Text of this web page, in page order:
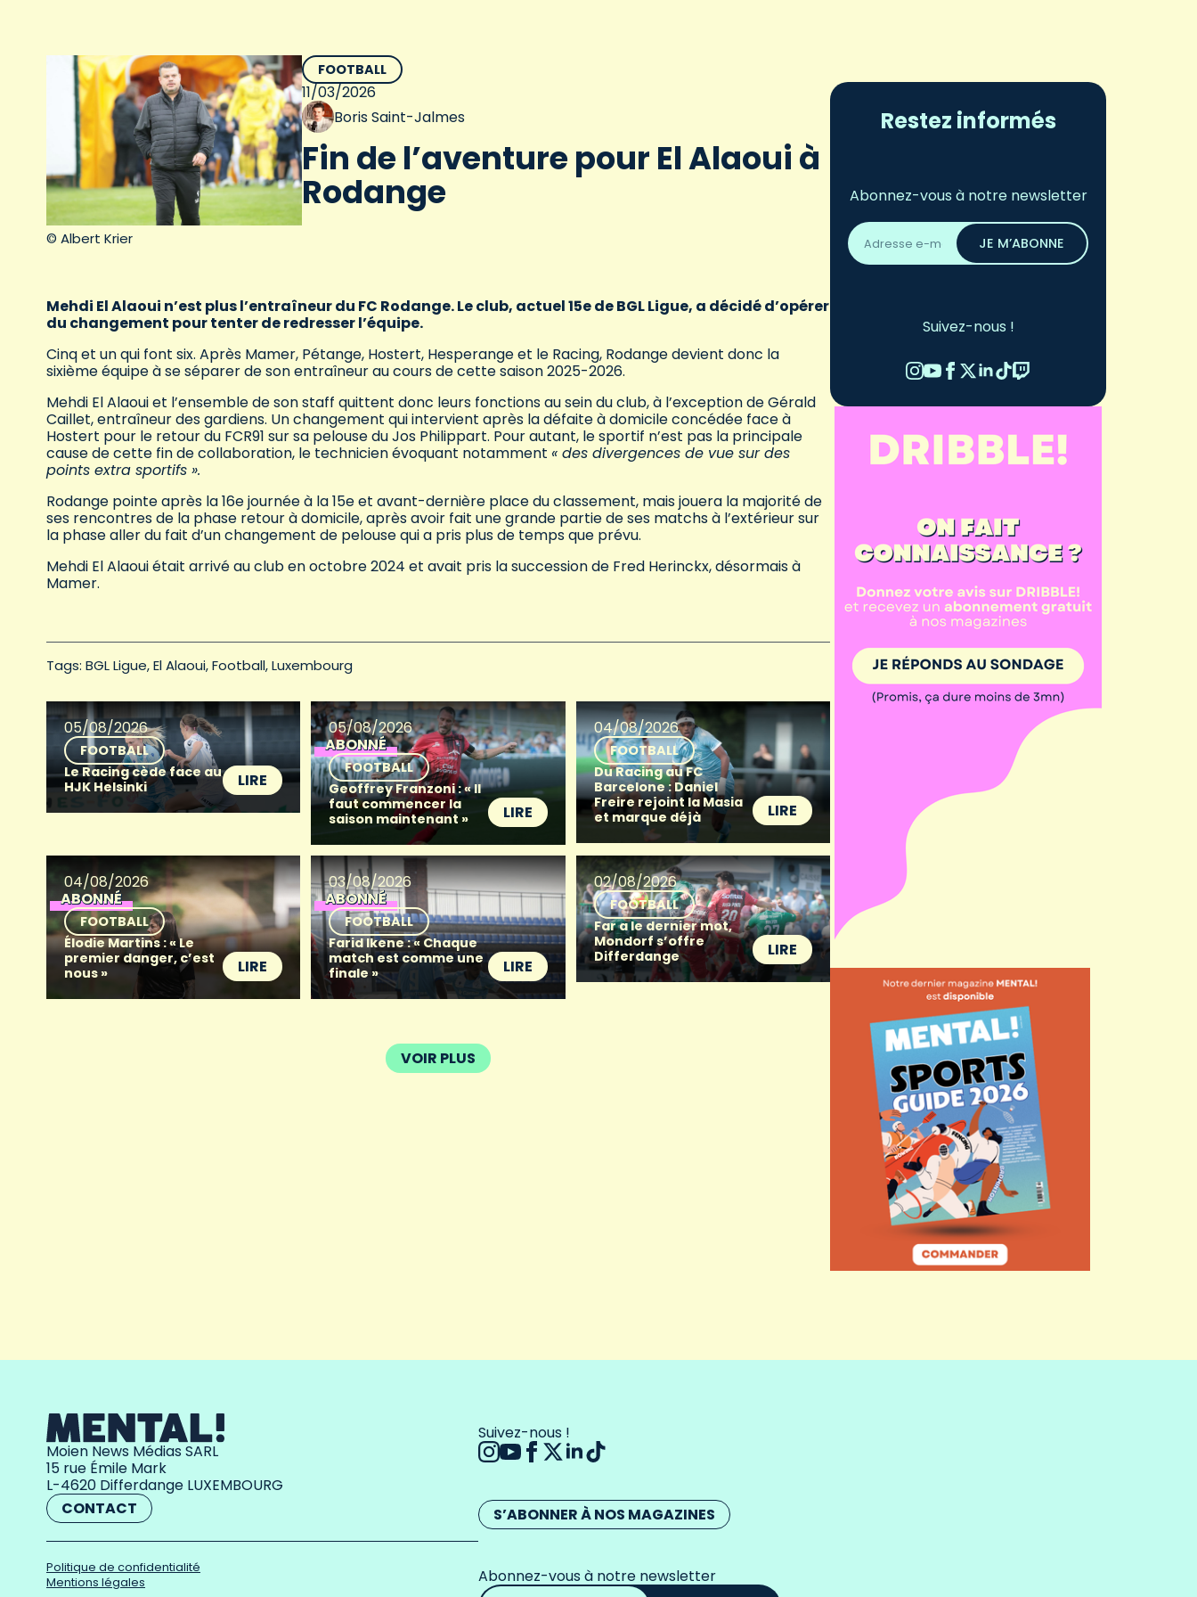
© Albert Krier
FOOTBALL
11/03/2026
Boris Saint-Jalmes
Fin de l’aventure pour El Alaoui à
Rodange
Mehdi El Alaoui n’est plus l’entraîneur du FC Rodange. Le club, actuel 15e de BGL Ligue, a décidé d’opérer
du changement pour tenter de redresser l’équipe.
Cinq et un qui font six. Après Mamer, Pétange, Hostert, Hesperange et le Racing, Rodange devient donc la
sixième équipe à se séparer de son entraîneur au cours de cette saison 2025-2026.
Mehdi El Alaoui et l’ensemble de son staff quittent donc leurs fonctions au sein du club, à l’exception de Gérald
Caillet, entraîneur des gardiens. Un changement qui intervient après la défaite à domicile concédée face à
Hostert pour le retour du FCR91 sur sa pelouse du Jos Philippart. Pour autant, le sportif n’est pas la principale
cause de cette fin de collaboration, le technicien évoquant notamment « des divergences de vue sur des
points extra sportifs ».
Rodange pointe après la 16e journée à la 15e et avant-dernière place du classement, mais jouera la majorité de
ses rencontres de la phase retour à domicile, après avoir fait une grande partie de ses matchs à l’extérieur sur
la phase aller du fait d’un changement de pelouse qui a pris plus de temps que prévu.
Mehdi El Alaoui était arrivé au club en octobre 2024 et avait pris la succession de Fred Herinckx, désormais à
Mamer.
Tags: BGL Ligue El Alaoui Football Luxembourg
05/08/2026
FOOTBALL
Le Racing cède face au
HJK Helsinki
LIRE
05/08/2026
ABONNÉ
FOOTBALL
Geoffrey Franzoni : « Il
faut commencer la
saison maintenant »
LIRE
04/08/2026
FOOTBALL
Du Racing au FC
Barcelone : Daniel
Freire rejoint la Masia
et marque déjà
LIRE
04/08/2026
ABONNÉ
FOOTBALL
Élodie Martins : « Le
premier danger, c’est
nous »
LIRE
03/08/2026
ABONNÉ
FOOTBALL
Farid Ikene : « Chaque
match est comme une
finale »
LIRE
02/08/2026
FOOTBALL
Far a le dernier mot,
Mondorf s’offre
Differdange
LIRE
VOIR PLUS
Restez informés
Abonnez-vous à notre newsletter
Adresse
email
*
JE M’ABONNE
Suivez-nous !
Moien News Médias SARL
15 rue Émile Mark
L-4620 Differdange LUXEMBOURG
CONTACT
Politique de confidentialité
Mentions légales
Suivez-nous !
S’ABONNER À NOS MAGAZINES
Abonnez-vous à notre newsletter
Adresse